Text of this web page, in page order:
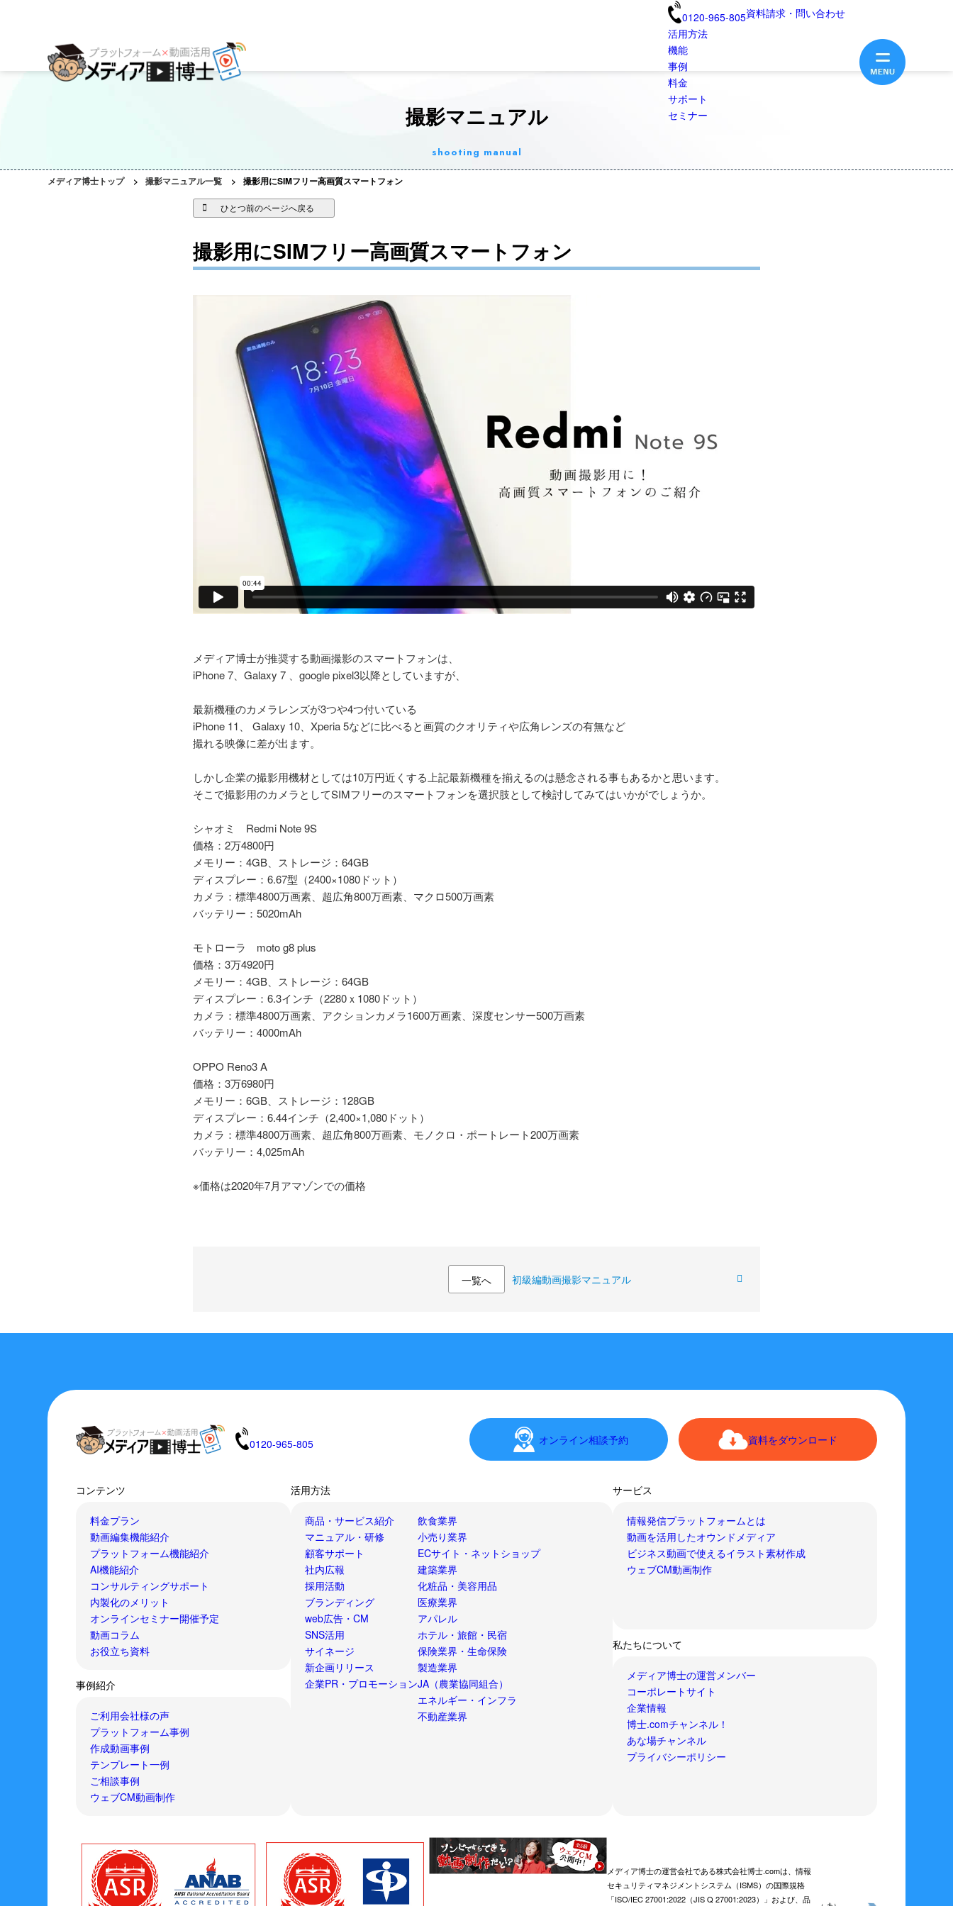
0120-965-805資料請求・問い合わせ
活用方法
機能
事例
料金
サポート
セミナー
撮影マニュアル
shooting manual
メディア博士トップ > 撮影マニュアル一覧 > 撮影用にSIMフリー高画質スマートフォン
ひとつ前のページへ戻る
撮影用にSIMフリー高画質スマートフォン
メディア博士が推奨する動画撮影のスマートフォンは、
iPhone 7、Galaxy 7 、google pixel3以降としていますが、
最新機種のカメラレンズが3つや4つ付いている
iPhone 11、 Galaxy 10、Xperia 5などに比べると画質のクオリティや広角レンズの有無など
撮れる映像に差が出ます。
しかし企業の撮影用機材としては10万円近くする上記最新機種を揃えるのは懸念される事もあるかと思います。
そこで撮影用のカメラとしてSIMフリーのスマートフォンを選択肢として検討してみてはいかがでしょうか。
シャオミ Redmi Note 9S
価格：2万4800円
メモリー：4GB、ストレージ：64GB
ディスプレー：6.67型（2400×1080ドット）
カメラ：標準4800万画素、超広角800万画素、マクロ500万画素
バッテリー：5020mAh
モトローラ moto g8 plus
価格：3万4920円
メモリー：4GB、ストレージ：64GB
ディスプレー：6.3インチ（2280ｘ1080ドット）
カメラ：標準4800万画素、アクションカメラ1600万画素、深度センサー500万画素
バッテリー：4000mAh
OPPO Reno3 A
価格：3万6980円
メモリー：6GB、ストレージ：128GB
ディスプレー：6.44インチ（2,400×1,080ドット）
カメラ：標準4800万画素、超広角800万画素、モノクロ・ポートレート200万画素
バッテリー：4,025mAh
※価格は2020年7月アマゾンでの価格
一覧へ 初級編動画撮影マニュアル
0120-965-805 オンライン相談予約 資料をダウンロード
コンテンツ
料金プラン
動画編集機能紹介
プラットフォーム機能紹介
AI機能紹介
コンサルティングサポート
内製化のメリット
オンラインセミナー開催予定
動画コラム
お役立ち資料
事例紹介
ご利用会社様の声
プラットフォーム事例
作成動画事例
テンプレート一例
ご相談事例
ウェブCM動画制作
活用方法
商品・サービス紹介
マニュアル・研修
顧客サポート
社内広報
採用活動
ブランディング
web広告・CM
SNS活用
サイネージ
新企画リリース
企業PR・プロモーション
飲食業界
小売り業界
ECサイト・ネットショップ
建築業界
化粧品・美容用品
医療業界
アパレル
ホテル・旅館・民宿
保険業界・生命保険
製造業界
JA（農業協同組合）
エネルギー・インフラ
不動産業界
サービス
情報発信プラットフォームとは
動画を活用したオウンドメディア
ビジネス動画で使えるイラスト素材作成
ウェブCM動画制作
私たちについて
メディア博士の運営メンバー
コーポレートサイト
企業情報
博士.comチャンネル！
あな場チャンネル
プライバシーポリシー
メディア博士の運営会社である株式会社博士.comは、情報
セキュリティマネジメントシステム（ISMS）の国際規格
「ISO/IEC 27001:2022（JIS Q 27001:2023）」および、品